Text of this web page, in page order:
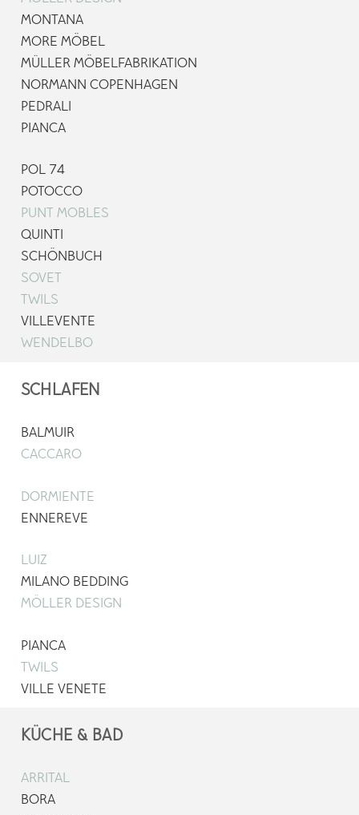
MONTANA
MORE MÖBEL
MÜLLER MÖBELFABRIKATION
NORMANN COPENHAGEN
PEDRALI
PIANCA
POL 74
POTOCCO
PUNT MOBLES
QUINTI
SCHÖNBUCH
SOVET
TWILS
VILLEVENTE
WENDELBO
SCHLAFEN
BALMUIR
CACCARO
DORMIENTE
ENNEREVE
LUIZ
MILANO BEDDING
MÖLLER DESIGN
PIANCA
TWILS
VILLE VENETE
KÜCHE & BAD
ARRITAL
BORA